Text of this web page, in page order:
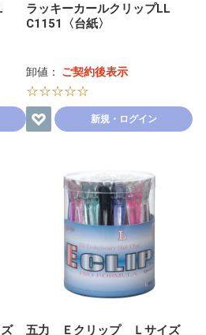
ラッキーカールクリップLL
C1151〈台紙〉
卸値： ご契約後表示
☆☆☆☆☆
新規・ログイン
ズ 五力 Ｅクリップ Ｌサイズ